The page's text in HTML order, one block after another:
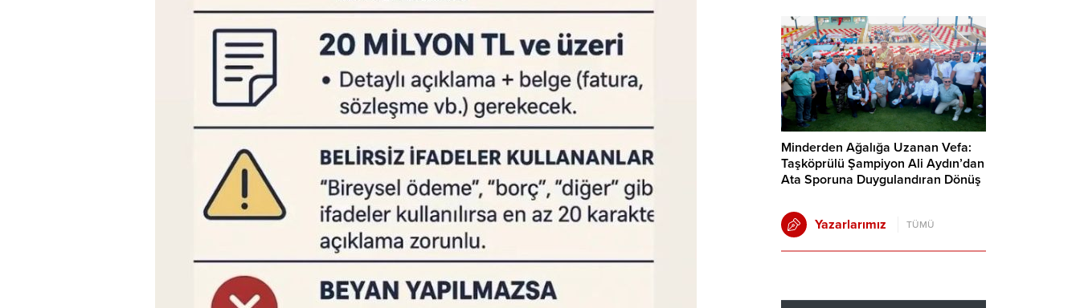
Minderden Ağalığa Uzanan Vefa:
Taşköprülü Şampiyon Ali Aydın’dan
Ata Sporuna Duygulandıran Dönüş
Yazarlarımız TÜMÜ